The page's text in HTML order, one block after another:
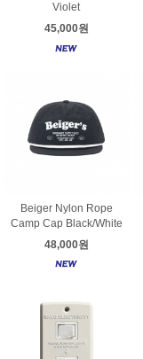
Violet
45,000원
Beiger Nylon Rope
Camp Cap Black/White
48,000원